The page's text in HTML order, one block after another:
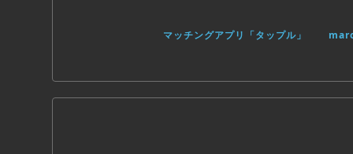
マッチングアプリ「タップル」